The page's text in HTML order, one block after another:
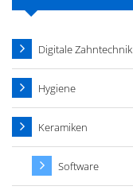
Digitale Zahntechnik
Hygiene
Keramiken
Software